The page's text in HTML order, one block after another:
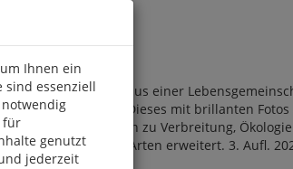
die aus einer
Jahre alt werden. Dieses mit brillanten Fotos
viele Informationen zu Verbreitung,
mehr als 430 Arten erweitert. 3. Aufl.
Ihnen ein
sind essenziell
für
genutzt
jederzeit